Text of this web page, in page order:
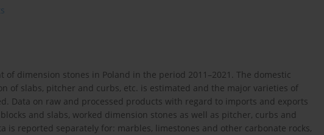
dimension stones in Poland in the period 2011–2021. The domestic
of slabs, pitcher and curbs, etc. is estimated and the major varieties of
Data on raw and processed products with regard to imports and exports
and slabs, worked dimension stones as well as pitcher, curbs and
is reported separately for: marbles, limestones and other carbonate rocks,